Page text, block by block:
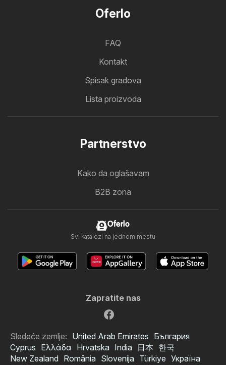
Oferlo
FAQ
Kontakt
Spisak gradova
Lista proizvoda
Partnerstvo
Kako da oglašavam
B2B zona
Oferlo
Svi katalozi na jednom mestu
Zapratite nas
Sledeće zemlje: United Arab Emirates България
Cyprus Ελλάδα Hrvatska India 日本 한국
New Zealand România Slovenija Türkiye Україна